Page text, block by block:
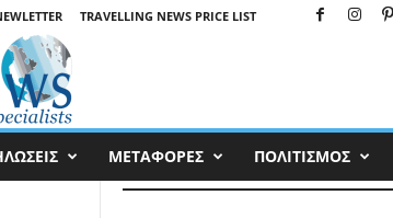
TRAVELLING NEWS PRICE LIST
ΜΕΤΑΦΟΡΕΣ ΠΟΛΙΤΙΣΜΟΣ